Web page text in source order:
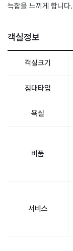
늑함을 느끼게 합니다.
객실정보
객실크기
침대타입
욕실
비품
서비스